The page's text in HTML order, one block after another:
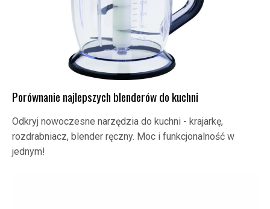
Porównanie najlepszych blenderów do kuchni
Odkryj nowoczesne narzędzia do kuchni - krajarkę,
rozdrabniacz, blender ręczny. Moc i funkcjonalność w
jednym!